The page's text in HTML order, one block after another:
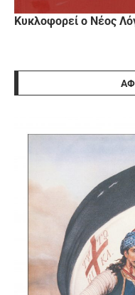
Κυκλοφορεί ο Νέος